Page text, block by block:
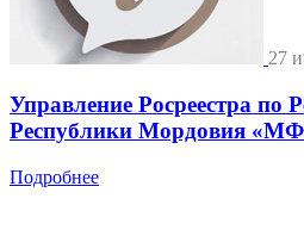
27
Управление Росреестра по
Республики Мордовия
Подробнее